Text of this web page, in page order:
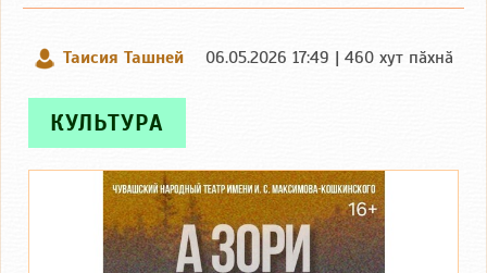
Таисия Ташней 06.05.2026 17:49 | 460 хут пӑхнӑ
КУЛЬТУРА